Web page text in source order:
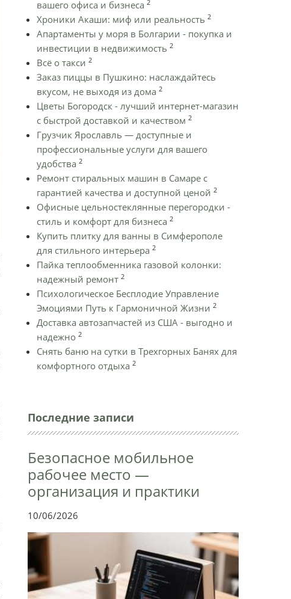
вашего офиса и бизнеса 2
Хроники Акаши: миф или реальность 2
Апартаменты у моря в Болгарии - покупка и
инвестиции в недвижимость 2
Всё о такси 2
Заказ пиццы в Пушкино: наслаждайтесь
вкусом, не выходя из дома 2
Цветы Богородск - лучший интернет-магазин
с быстрой доставкой и качеством 2
Грузчик Ярославль — доступные и
профессиональные услуги для вашего
удобства 2
Ремонт стиральных машин в Самаре с
гарантией качества и доступной ценой 2
Офисные цельностеклянные перегородки -
стиль и комфорт для бизнеса 2
Купить плитку для ванны в Симферополе
для стильного интерьера 2
Пайка теплообменника газовой колонки:
надежный ремонт 2
Психологическое Бесплодие Управление
Эмоциями Путь к Гармоничной Жизни 2
Доставка автозапчастей из США - выгодно и
надежно 2
Снять баню на сутки в Трехгорных Банях для
комфортного отдыха 2
Последние записи
Безопасное мобильное
рабочее место —
организация и практики
10/06/2026